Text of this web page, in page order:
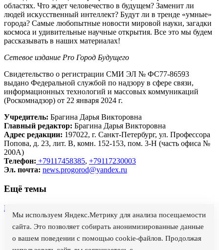
областях. Что ждет человечество в будущем? Заменит ли
людей искусственный интеллект? Будут ли в тренде «умные»
города? Самые любопытные новости мировой науки, загадки
космоса и удивительные научные открытия. Все это мы будем
рассказывать в наших материалах!
Сетевое издание Рrо Город Будущего
Свидетельство о регистрации СМИ ЭЛ № ФС77-86593
выдано Федеральной службой по надзору в сфере связи,
информационных технологий и массовых коммуникаций
(Роскомнадзор) от 22 января 2024 г.
Учредитель: Брагина Дарья Викторовна
Главный редактор: Брагина Дарья Викторовна
Адрес редакции: 197022, г. Санкт-Петербург, ул. Профессора
Попова, д. 23, лит. В, комн. 152-153, пом. 3-Н (часть офиса №
200А)
Телефон: +79117458385, +79117230003
Эл. почта: news.progorod@yandex.ru
Ещё темы
Политика
О проекте
Реклама
Мы используем Яндекс.Метрику для анализа посещаемости
сайта. Это позволяет собирать анонимизированные данные
о вашем поведении с помощью cookie-файлов. Продолжая